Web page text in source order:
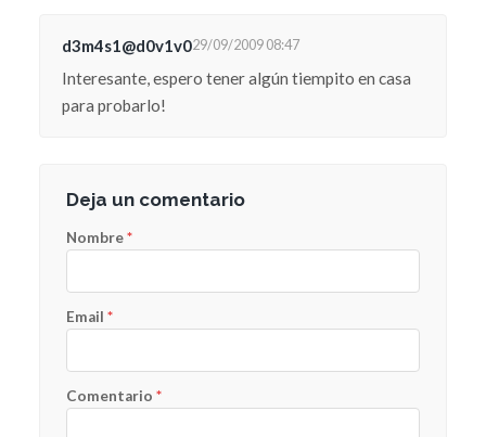
d3m4s1@d0v1v029/09/2009 08:47
Interesante, espero tener algún tiempito en casa
para probarlo!
Deja un comentario
Nombre*
Email *
Comentario *